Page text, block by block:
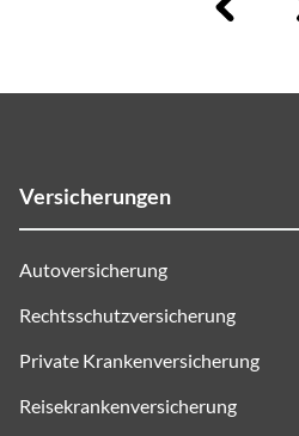
Versicherungen
Autoversicherung
Rechtsschutzversicherung
Private Krankenversicherung
Reisekrankenversicherung